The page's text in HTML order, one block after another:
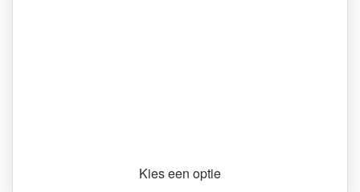
Kies een optie